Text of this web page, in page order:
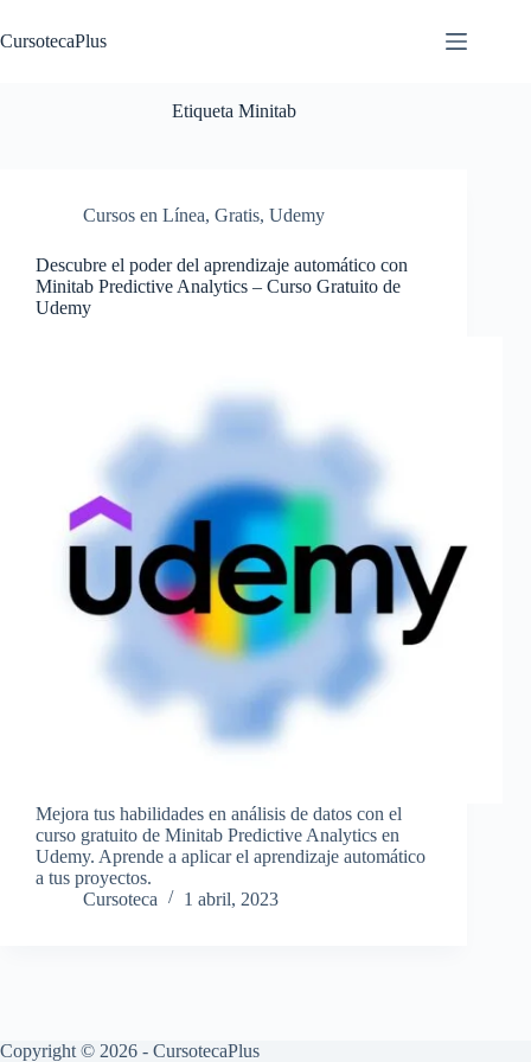
al
contenido
CursotecaPlus
Etiqueta Minitab
Cursos en Línea, Gratis, Udemy
Descubre el poder del aprendizaje automático con
Minitab Predictive Analytics – Curso Gratuito de
Udemy
Mejora tus habilidades en análisis de datos con el
curso gratuito de Minitab Predictive Analytics en
Udemy. Aprende a aplicar el aprendizaje automático
a tus proyectos.
Cursoteca
1 abril, 2023
Copyright © 2026 - CursotecaPlus